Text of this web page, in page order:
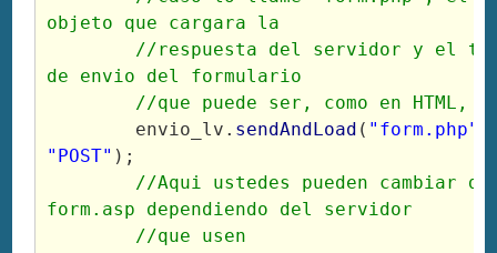
objeto que cargara la
de envio del formulario
//que puede ser, como en HTML,
	envio_lv.
sendAndLoad ( "form.php"
"POST" );
//Aqui ustedes pueden cambiar
form.asp dependiendo del servidor
	//que usen